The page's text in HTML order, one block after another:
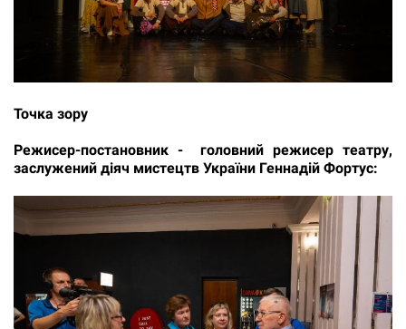
Точка зору
Режисер-постановник - головний режисер театру,
заслужений діяч мистецтв України Геннадій Фортус: